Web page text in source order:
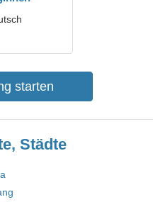
starten
Städte